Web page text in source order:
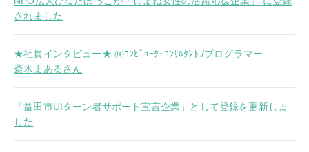
されました
★社員インタビュー★ ㈱ｺﾝﾋﾟｭｰﾀ･ｺﾝｻﾙﾀﾝﾄ /プログラマー
斎木まあるさん
「益田市UIターン者サポート宣言企業」として登録を更新しま
した